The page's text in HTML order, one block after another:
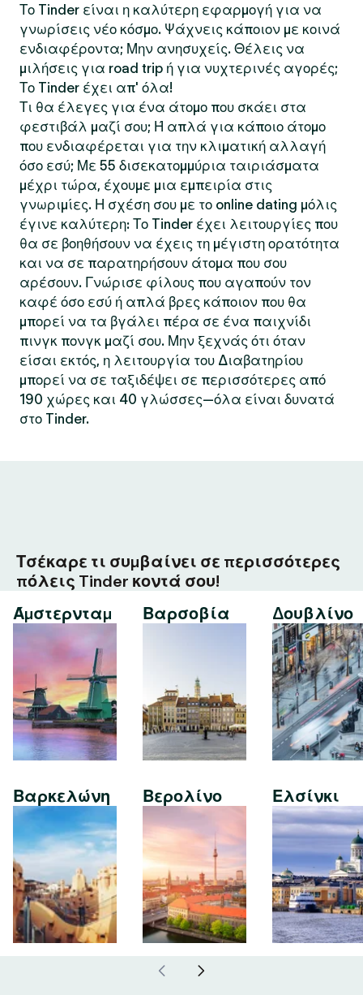
Το Tinder είναι η καλύτερη εφαρμογή για να
γνωρίσεις νέο κόσμο. Ψάχνεις κάποιον με κοινά
ενδιαφέροντα; Μην ανησυχείς. Θέλεις να
μιλήσεις για road trip ή για νυχτερινές αγορές;
Το Tinder έχει απ' όλα!
Τι θα έλεγες για ένα άτομο που σκάει στα
φεστιβάλ μαζί σου; Ή απλά για κάποιο άτομο
που ενδιαφέρεται για την κλιματική αλλαγή
όσο εσύ; Με 55 δισεκατομμύρια ταιριάσματα
μέχρι τώρα, έχουμε μια εμπειρία στις
γνωριμίες. Η σχέση σου με το online dating μόλις
έγινε καλύτερη: Το Tinder έχει λειτουργίες που
θα σε βοηθήσουν να έχεις τη μέγιστη ορατότητα
και να σε παρατηρήσουν άτομα που σου
αρέσουν. Γνώρισε φίλους που αγαπούν τον
καφέ όσο εσύ ή απλά βρες κάποιον που θα
μπορεί να τα βγάλει πέρα σε ένα παιχνίδι
πινγκ πονγκ μαζί σου. Μην ξεχνάς ότι όταν
είσαι εκτός, η λειτουργία του Διαβατηρίου
μπορεί να σε ταξιδέψει σε περισσότερες από
190 χώρες και 40 γλώσσες—όλα είναι δυνατά
στο Tinder.
Τσέκαρε τι συμβαίνει σε περισσότερες
πόλεις Tinder κοντά σου!
Άμστερνταμ
Βαρκελώνη
Βαρσοβία
Βερολίνο
Δουβλίνο
Ελσίνκι